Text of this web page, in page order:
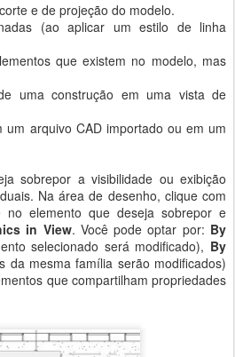
e de projeção do modelo.
(ao aplicar um estilo de linha
que existem no modelo, mas
uma construção em uma vista de
um arquivo CAD importado ou em um
sobrepor a visibilidade ou exibição
Na área de desenho, clique com
elemento que deseja sobrepor e
in View. Você pode optar por: By
selecionado será modificado), By
da mesma família serão modificados)
que compartilham propriedades